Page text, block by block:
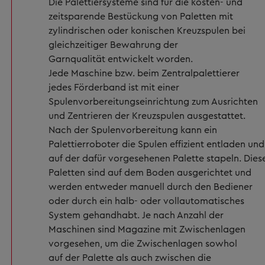
Die Palettiersysteme sind für die kosten- und
zeitsparende Bestückung von Paletten mit
zylindrischen oder konischen Kreuzspulen bei
gleichzeitiger Bewahrung der
Garnqualität entwickelt worden.
Jede Maschine bzw. beim Zentralpalettierer
jedes Förderband ist mit einer
Spulenvorbereitungseinrichtung zum Ausrichten
und Zentrieren der Kreuzspulen ausgestattet.
Nach der Spulenvorbereitung kann ein
Palettierroboter die Spulen effizient entladen und
auf der dafür vorgesehenen Palette stapeln.
Paletten sind auf dem Boden ausgerichtet und
werden entweder manuell durch den Bediener
oder durch ein halb- oder vollautomatisches
System gehandhabt. Je nach Anzahl der
Maschinen sind Magazine mit Zwischenlagen
vorgesehen, um die Zwischenlagen sowhol
auf der Palette als auch zwischen die